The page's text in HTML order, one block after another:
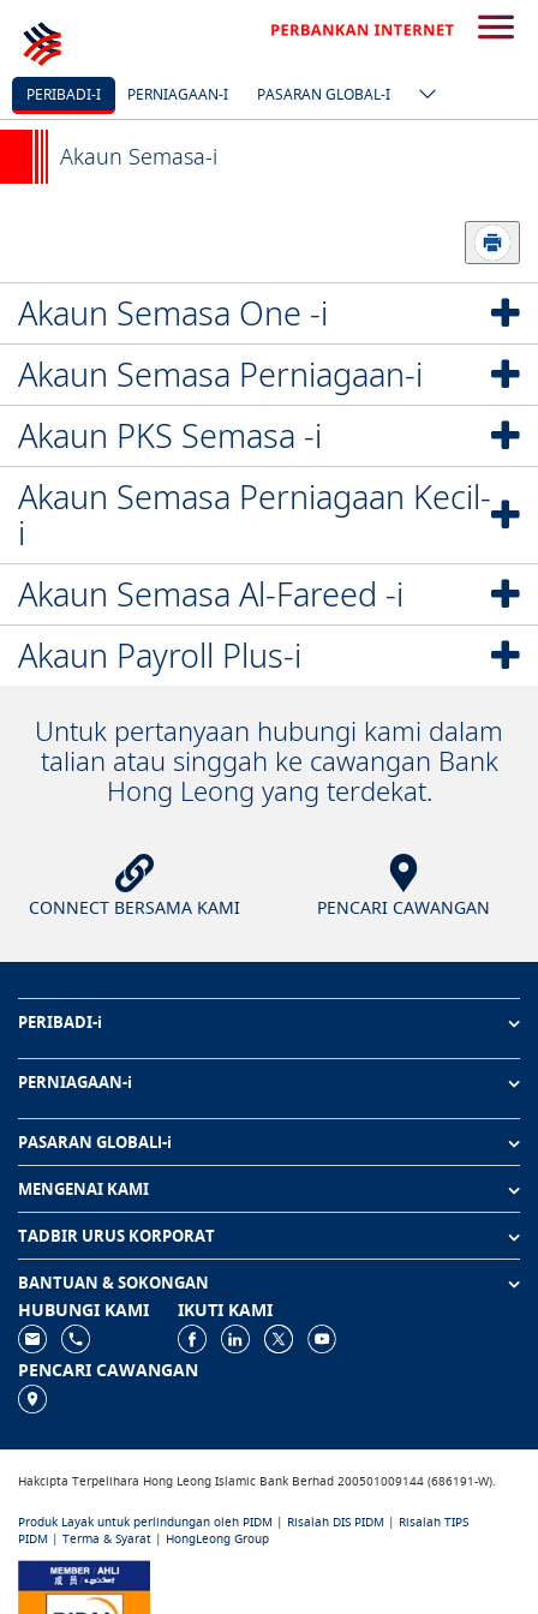
PERIBADI-I PERNIAGAAN-I PASARAN GLOBAL-I
Akaun Semasa-i
Akaun Semasa One -i
Akaun Semasa Perniagaan-i
Akaun PKS Semasa -i
Akaun Semasa Perniagaan Kecil-
i
Akaun Semasa Al-Fareed -i
Akaun Payroll Plus-i
Untuk pertanyaan hubungi kami dalam
talian atau singgah ke cawangan Bank
Hong Leong yang terdekat.
CONNECT BERSAMA KAMI PENCARI CAWANGAN
PERIBADI-i
PERNIAGAAN-i
PASARAN GLOBALl-i
MENGENAI KAMI
TADBIR URUS KORPORAT
BANTUAN & SOKONGAN
HUBUNGI KAMI IKUTI KAMI
PENCARI CAWANGAN
Hakcipta Terpelihara Hong Leong Islamic Bank Berhad 200501009144 (686191-W).
Produk Layak untuk perlindungan oleh PIDM | Risalah DIS PIDM | Risalah TIPS
PIDM | Terma & Syarat | HongLeong Group